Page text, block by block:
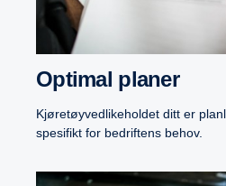
Optimal planer
Kjøretøyvedlikeholdet ditt er
spesifikt for bedriftens behov.